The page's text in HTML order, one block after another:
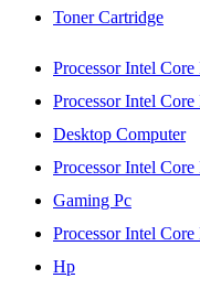
Toner Cartridge
Processor Intel Core
Processor Intel Core
Desktop Computer
Processor Intel Core
Gaming Pc
Processor Intel Core
Hp